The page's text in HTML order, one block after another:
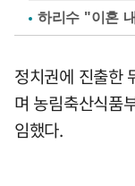
하리수 "이혼
정치권에 진출한
며 농림축산식품
임했다.